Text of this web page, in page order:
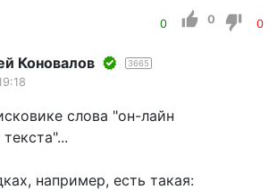
0 0 0
Коновалов 3665
слова "он-лайн
например, есть такая: